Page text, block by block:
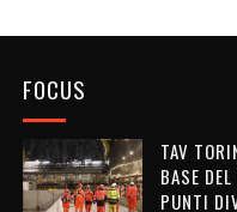
FOCUS
TAV
BASE
PUNTI